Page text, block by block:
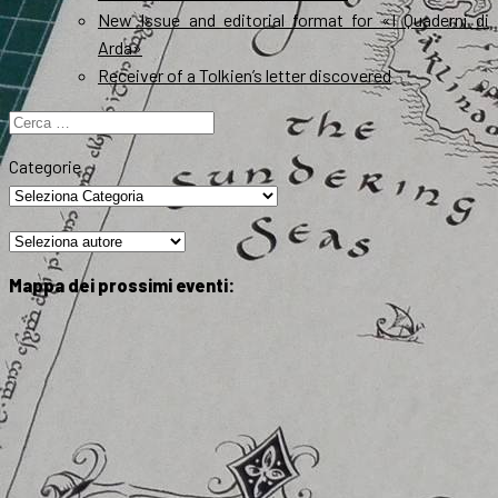
New Issue and editorial format for «I Quaderni di
Arda»
Receiver of a Tolkien’s letter discovered
Ricerca
per:
Categorie
Mappa dei prossimi eventi: